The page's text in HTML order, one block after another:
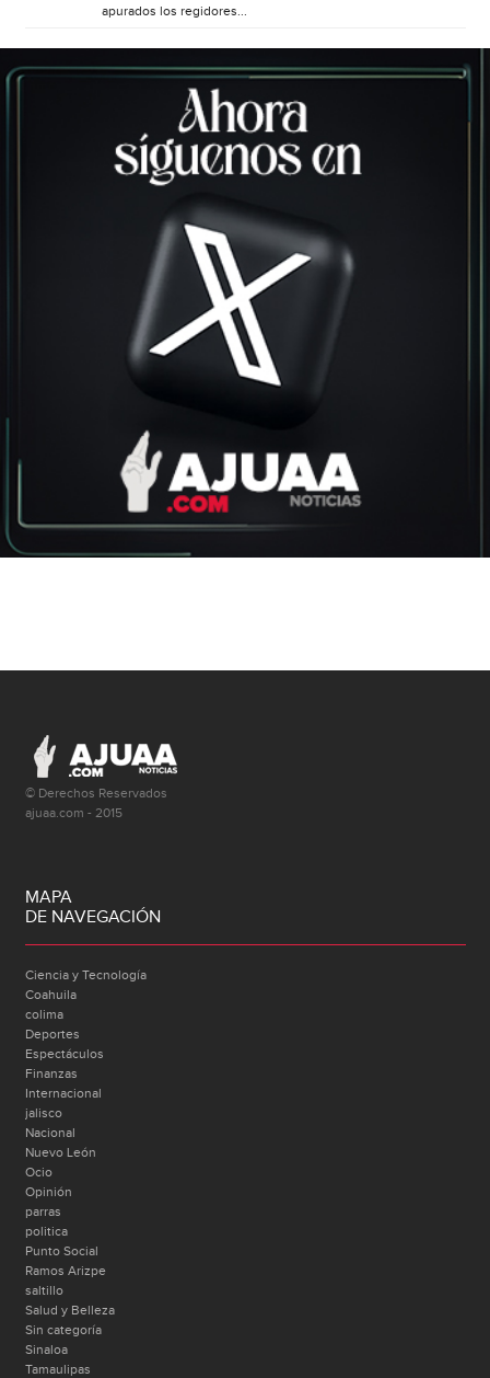
apurados los regidores...
© Derechos Reservados
ajuaa.com - 2015
MAPA
DE NAVEGACIÓN
Ciencia y Tecnología
Coahuila
colima
Deportes
Espectáculos
Finanzas
Internacional
jalisco
Nacional
Nuevo León
Ocio
Opinión
parras
politica
Punto Social
Ramos Arizpe
saltillo
Salud y Belleza
Sin categoría
Sinaloa
Tamaulipas